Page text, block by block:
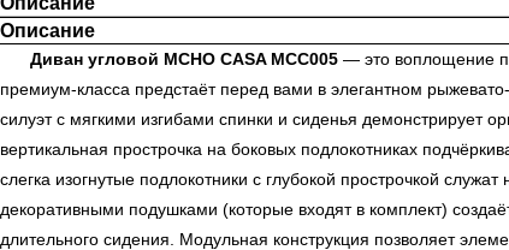
Описание
Диван угловой MCHO CASA MCC005 — это воплощение
премиум-класса предстаёт перед вами в элегантном
силуэт с мягкими изгибами спинки и сиденья демонстрирует
вертикальная прострочка на боковых подлокотниках
слегка изогнутые подлокотники с глубокой прострочкой
декоративными подушками (которые входят в комплект)
длительного сидения. Модульная конструкция позволяет